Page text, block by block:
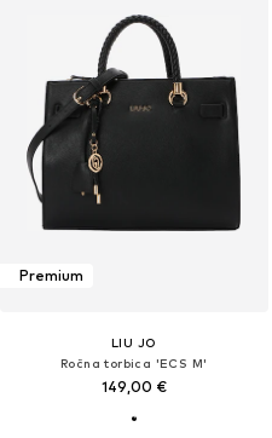
Premium
LIU JO
Ročna torbica 'ECS M'
149,00 €